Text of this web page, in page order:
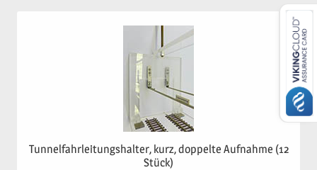
Tunnelfahrleitungshalter, kurz, doppelte Aufnahme (12
Stück)